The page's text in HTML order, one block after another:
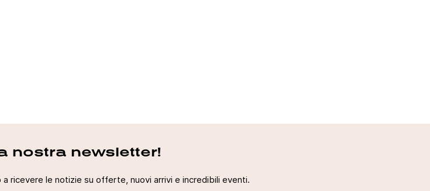
nostra newsletter!
ricevere le notizie su offerte, nuovi arrivi e incredibili eventi.